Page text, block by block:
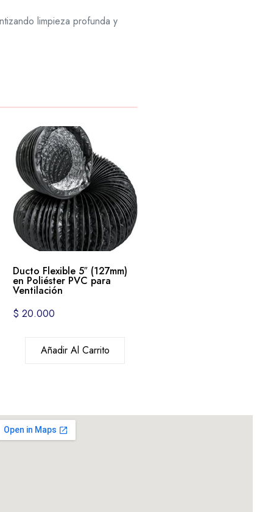
limpieza profunda y
Ducto Flexible 5″ (127mm)
en Poliéster PVC para
Ventilación
$ 20.000
Añadir Al Carrito